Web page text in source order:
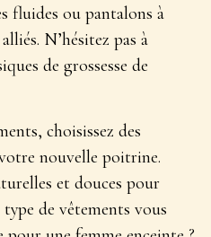
fluides ou pantalons à
N’hésitez pas à
de grossesse de
choisissez des
nouvelle poitrine.
et douces pour
de vêtements vous